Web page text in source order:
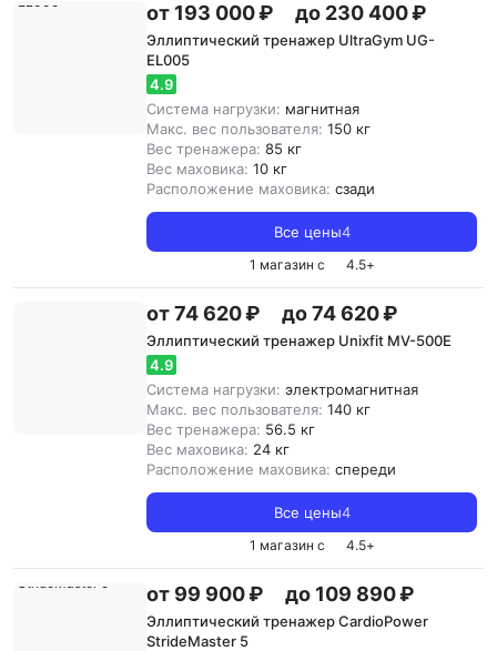
от 193 000 ₽ до 230 400 ₽
Эллиптический тренажер UltraGym UG-
EL005
4.9
Система нагрузки: магнитная
Макс. вес пользователя: 150 кг
Вес тренажера: 85 кг
Вес маховика: 10 кг
Расположение маховика: сзади
Все цены4
1 магазин с 4.5+
от 74 620 ₽ до 74 620 ₽
Эллиптический тренажер Unixfit MV-500E
4.9
Система нагрузки: электромагнитная
Макс. вес пользователя: 140 кг
Вес тренажера: 56.5 кг
Вес маховика: 24 кг
Расположение маховика: спереди
Все цены4
1 магазин с 4.5+
от 99 900 ₽ до 109 890 ₽
Эллиптический тренажер CardioPower
StrideMaster 5